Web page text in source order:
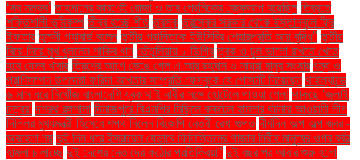
‘সব সম্ভব’ তাহসানের কারণেই রোজা ও তার প্রেমিকের ব্রেকআপ হয়েছিল তিব্বতে
শক্তিশালী ভূমিকম্প তীব্র হচ্ছে শীত তুরস্ক তুরস্কের সরকার থেকে ইস্তানবুলে ফ্রি
ইফতার তুলসী গ্যাবার্ড বলেন তৃতীয় প্রান্তিকে ইউসিবির শেয়ারপ্রতি আয় বৃদ্ধি" তৃতীয়
বিয়ে নিয়ে মুখ খুললেন শাকিব খান তেঁতুলিয়ায় ৮ ডিগ্রি ত্বক ও চুল ভালো রাখতে খেতে
হবে যেসব খাবার ত্রিশের আগে ভেঙে গেল এ আর রহমান ও সায়রা বানুর সংসার ৎস্য ও
প্রাণিসম্পদ উপদেষ্টা ফরিদা আখতার সম্প্রতি ফেসবুকে যে পোস্টটি দিয়েছেন থাইল্যান্ডে
৬ মাস ধরে নিখোঁজ বাংলাদেশি যুবক থাই নারীর সঙ্গে হোটেলে পাওয়া গেল! থাকছে ‘জুলাই
চত্বর’ দশরথ রঙ্গশালা দিনাজপুরে বিএনপির মিছিলে ককটেল হামলার ঘটনায় আওয়ামী লীগ
দিল্লির মুখ্যমন্ত্রী হিসেবে শপথ নিলেন বিজেপি নেত্রী রেখা গুপ্ত দীর্ঘদিন অল্প অল্প জ্বর -
অবহেলা নয় দুই দিন ধরে ইসরায়েল যেভাবে ফিলিস্তিনের গাজার নিরীহ মানুষের ওপর বর্বর
হামলা চালাচ্ছে দুই দেশের নেতাদের কঠোর প্রতিক্রিয়া" দুই বছর পর আবার শুরু হলো